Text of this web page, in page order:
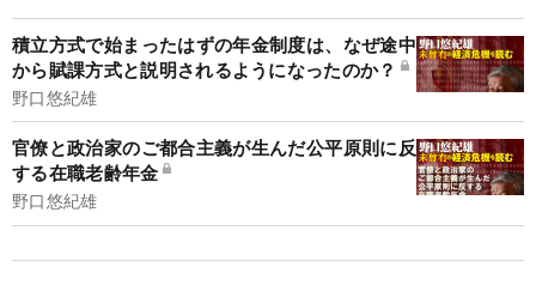
積立方式で始まったはずの年金制度は、なぜ途中
から賦課方式と説明されるようになったのか？
野口悠紀雄
官僚と政治家のご都合主義が生んだ公平原則に反
する在職老齢年金
野口悠紀雄